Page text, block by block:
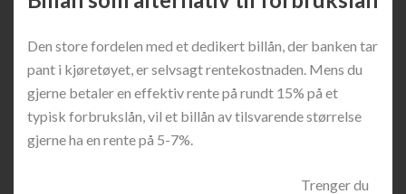
Den store fordelen med et dedikert billån, der banken tar
pant i kjøretøyet, er selvsagt rentekostnaden. Mens du
gjerne betaler en effektiv rente på rundt 15% på et
typisk forbrukslån, vil et billån av tilsvarende størrelse
gjerne ha en rente på 5-7%.
Trenger du